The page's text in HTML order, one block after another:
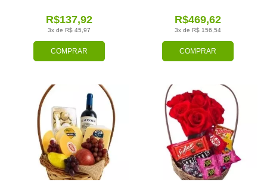
COMPRAR
3x de R$ 45,97
R$137,92
COMPRAR
3x de R$ 156,54
R$469,62